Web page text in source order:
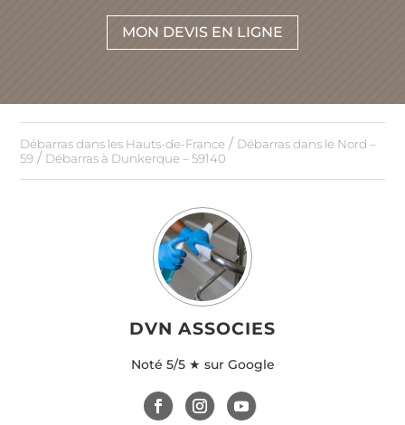
MON DEVIS EN LIGNE
Débarras dans les Hauts-de-France / Débarras dans le Nord –
59 / Débarras à Dunkerque – 59140
DVN ASSOCIES
Noté 5/5 ★ sur Google